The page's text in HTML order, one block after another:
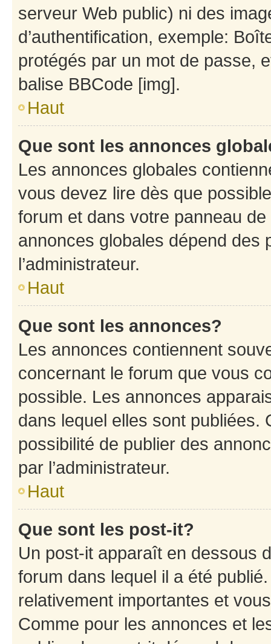
serveur Web public) ni des
d’authentification, exemple:
protégés par un mot de passe,
balise BBCode [img].
Haut
Que sont les annonces
Les annonces globales
vous devez lire dès que
forum et dans votre panneau
annonces globales dépend des
l’administrateur.
Haut
Que sont les annonces?
Les annonces contiennent
concernant le forum que vous
possible. Les annonces
dans lequel elles sont publiées.
possibilité de publier des
par l’administrateur.
Haut
Que sont les post-it?
Un post-it apparaît en dessous
forum dans lequel il a été
relativement importantes et
Comme pour les annonces et